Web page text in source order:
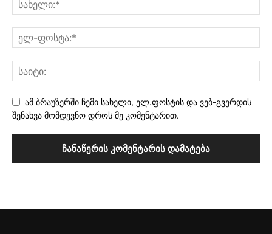
ამ ბრაუზერში ჩემი სახელი, ელ.ფოსტის და ვებ-გვერდის
შენახვა მომდევნო დროს მე კომენტარით.